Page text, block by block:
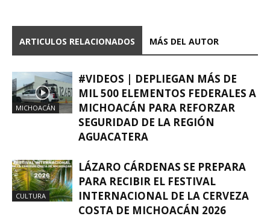
ARTICULOS RELACIONADOS MÁS DEL AUTOR
MICHOACÁN
#VIDEOS | DEPLIEGAN MÁS DE
MIL 500 ELEMENTOS FEDERALES A
MICHOACÁN PARA REFORZAR
SEGURIDAD DE LA REGIÓN
AGUACATERA
CULTURA
LÁZARO CÁRDENAS SE PREPARA
PARA RECIBIR EL FESTIVAL
INTERNACIONAL DE LA CERVEZA
COSTA DE MICHOACÁN 2026